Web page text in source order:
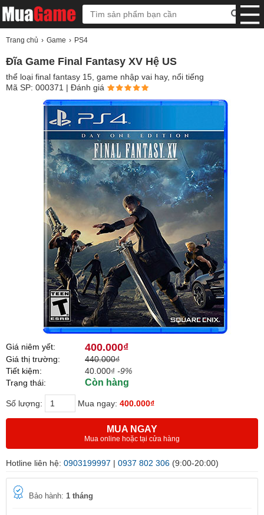
Trang chủ Game PS4
Đĩa Game Final Fantasy XV Hệ US
thể loại final fantasy 15, game nhập vai hay, nổi tiếng
Mã SP: 000371 | Đánh giá
Giá niêm yết: 400.000₫
Giá thị trường:
440.000₫
Tiết kiệm:
40.000₫ -9%
Trạng thái:
Còn hàng
Số lượng: Mua ngay: 400.000₫
MUA NGAY
Mua online hoặc tại cửa hàng
Hotline liên hệ: 0903199997 | 0937 802 306 (9:00-20:00)
Bảo hành: 1 tháng